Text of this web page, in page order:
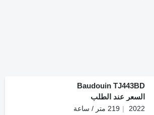
Baudouin TJ443BD
السعر عند الطلب
2022
219 متر / ساعة